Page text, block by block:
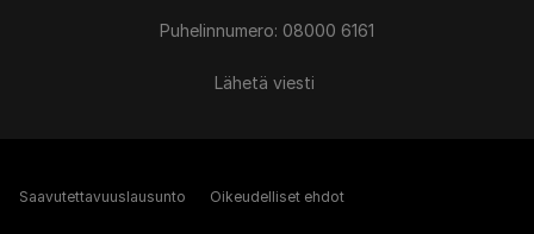
Puhelinnumero: 08000 6161
Lähetä viesti
Saavutettavuuslausunto Oikeudelliset ehdot